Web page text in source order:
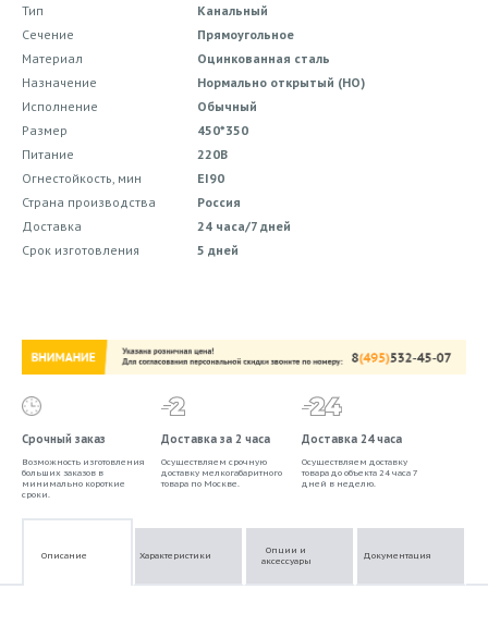
Тип
Канальный
Сечение
Прямоугольное
Материал
Оцинкованная сталь
Назначение
Нормально открытый (НО)
Исполнение
Обычный
Размер
450*350
Питание
220В
Огнестойкость, мин
EI90
Страна производства
Россия
Доставка
24 часа/7 дней
Срок изготовления
5 дней
Срочный заказ
Возможность изготовления
больших заказов в
минимально короткие
сроки.
Доставка за 2 часа
Осуществляем срочную
доставку мелкогабаритного
товара по Москве.
Доставка 24 часа
Осуществляем доставку
товара до объекта 24 часа 7
дней в неделю.
Описание Характеристики
Опции и
аксессуары
Документация